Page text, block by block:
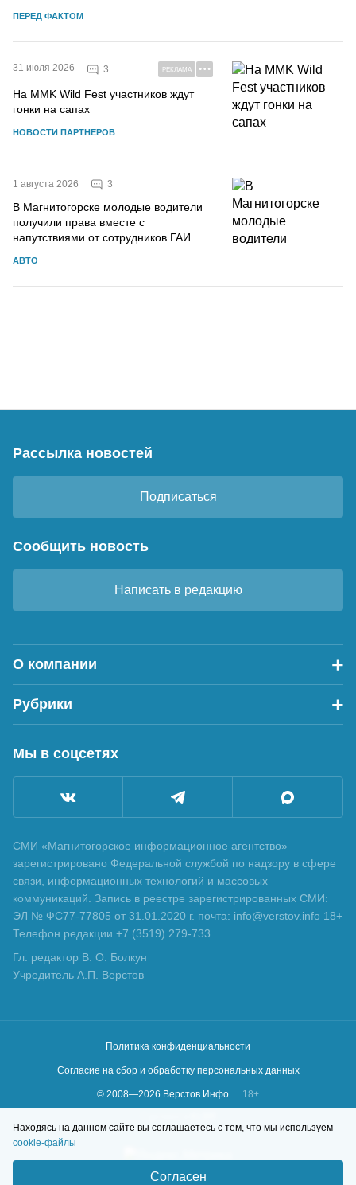
ПЕРЕД ФАКТОМ
31 июля 2026 3 РЕКЛАМА
На MMK Wild Fest участников ждут
гонки на сапах
НОВОСТИ ПАРТНЕРОВ
1 августа 2026 3
В Магнитогорске молодые водители
получили права вместе с
напутствиями от сотрудников ГАИ
АВТО
Рассылка новостей
Подписаться
Сообщить новость
Написать в редакцию
О компании
Рубрики
Мы в соцсетях
СМИ «Магнитогорское информационное агентство»
зарегистрировано Федеральной службой по надзору в сфере
связи, информационных технологий и массовых
коммуникаций. Запись в реестре зарегистрированных СМИ:
ЭЛ № ФС77-77805 от 31.01.2020 г. почта: info@verstov.info 18+
Телефон редакции +7 (3519) 279-733
Гл. редактор В. О. Болкун
Учредитель А.П. Верстов
Политика конфиденциальности
Согласие на сбор и обработку персональных данных
© 2008—2026 Верстов.Инфо
18+
Находясь на данном сайте вы соглашаетесь с тем, что мы используем
cookie-файлы
Согласен